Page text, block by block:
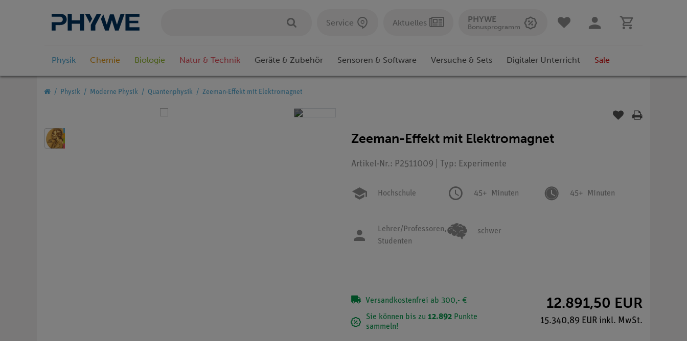
Service Aktuelles PHYWE
Bonusprogramm
Physik Chemie Biologie Natur & Technik Geräte & Zubehör Sensoren & Software Versuche & Sets Digitaler Unterricht Sale
Physik Moderne Physik Quantenphysik Zeeman-Effekt mit Elektromagnet
Zeeman-Effekt mit Elektromagnet
Artikel-Nr.: P2511009 | Typ: Experimente
Hochschule 45+ Minuten 45+ Minuten
Lehrer/Professoren,
Studenten
schwer
Versandkostenfrei ab 300,- €
Sie können bis zu 12.892 Punkte
sammeln!
12.891,50 EUR
15.340,89 EUR inkl. MwSt.